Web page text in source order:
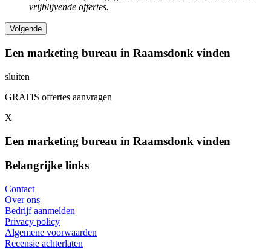
vrijblijvende offertes.
Een marketing bureau in Raamsdonk vinden
sluiten
GRATIS offertes aanvragen
X
Een marketing bureau in Raamsdonk vinden
Belangrijke links
Contact
Over ons
Bedrijf aanmelden
Privacy policy
Algemene voorwaarden
Recensie achterlaten